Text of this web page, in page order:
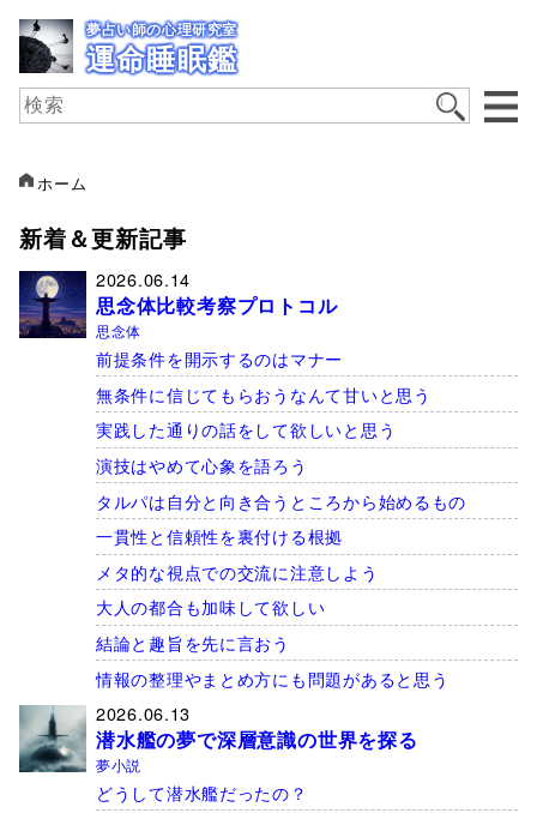
夢占い師の心理研究室
運命睡眠鑑
ホーム
新着＆更新記事
2026.06.14
思念体比較考察プロトコル
思念体
前提条件を開示するのはマナー
無条件に信じてもらおうなんて甘いと思う
実践した通りの話をして欲しいと思う
演技はやめて心象を語ろう
タルパは自分と向き合うところから始めるもの
一貫性と信頼性を裏付ける根拠
メタ的な視点での交流に注意しよう
大人の都合も加味して欲しい
結論と趣旨を先に言おう
情報の整理やまとめ方にも問題があると思う
2026.06.13
潜水艦の夢で深層意識の世界を探る
夢小説
どうして潜水艦だったの？